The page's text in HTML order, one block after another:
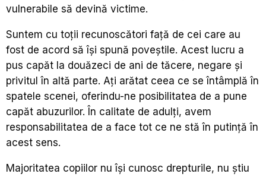
vulnerabile să devină victime.
Suntem cu toții recunoscători față de cei care au
fost de acord să își spună poveștile. Acest lucru a
pus capăt la douăzeci de ani de tăcere, negare și
privitul în altă parte. Ați arătat ceea ce se întâmplă în
spatele scenei, oferindu-ne posibilitatea de a pune
capăt abuzurilor. În calitate de adulți, avem
responsabilitatea de a face tot ce ne stă în putință în
acest sens.
Majoritatea copiilor nu își cunosc drepturile, nu știu